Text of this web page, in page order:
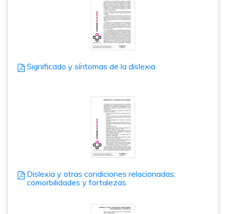
Significado y síntomas de la dislexia
Dislexia y otras condiciones relacionadas:
comorbilidades y fortalezas